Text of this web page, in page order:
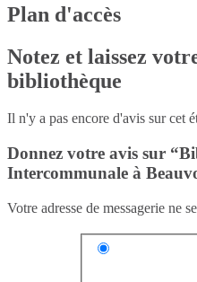
Plan d'accès
Notez et laissez
bibliothèque
Il n'y a pas encore d'avis sur cet
Donnez votre avis sur
Intercommunale à
Votre adresse de messagerie ne